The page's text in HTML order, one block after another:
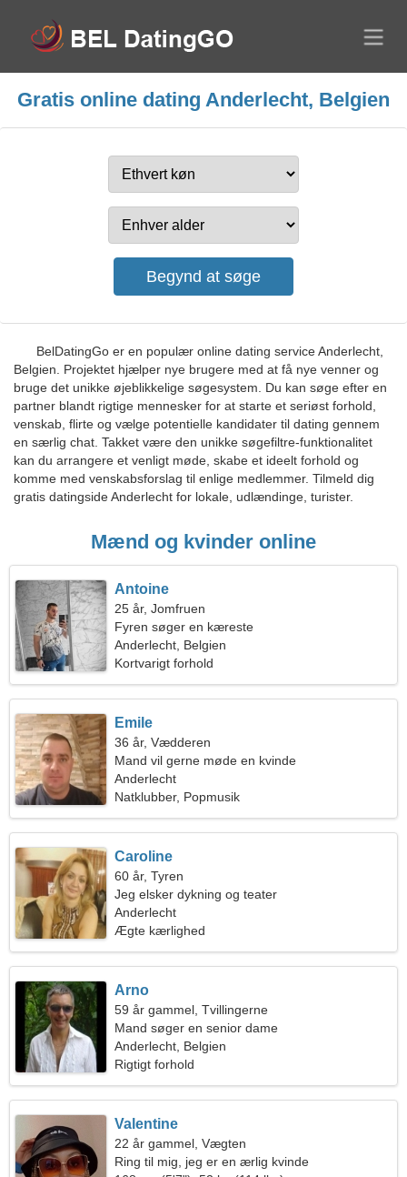
Gratis online dating Anderlecht, Belgien
BelDatingGo er en populær online dating service Anderlecht,
Belgien. Projektet hjælper nye brugere med at få nye venner og
bruge det unikke øjeblikkelige søgesystem. Du kan søge efter en
partner blandt rigtige mennesker for at starte et seriøst forhold,
venskab, flirte og vælge potentielle kandidater til dating gennem
en særlig chat. Takket være den unikke søgefiltre-funktionalitet
kan du arrangere et venligt møde, skabe et ideelt forhold og
komme med venskabsforslag til enlige medlemmer. Tilmeld dig
gratis datingside Anderlecht for lokale, udlændinge, turister.
Mænd og kvinder online
Antoine
25 år, Jomfruen
Fyren søger en kæreste
Anderlecht, Belgien
Kortvarigt forhold
Emile
36 år, Vædderen
Mand vil gerne møde en kvinde
Anderlecht
Natklubber, Popmusik
Caroline
60 år, Tyren
Jeg elsker dykning og teater
Anderlecht
Ægte kærlighed
Arno
59 år gammel, Tvillingerne
Mand søger en senior dame
Anderlecht, Belgien
Rigtigt forhold
Valentine
22 år gammel, Vægten
Ring til mig, jeg er en ærlig kvinde